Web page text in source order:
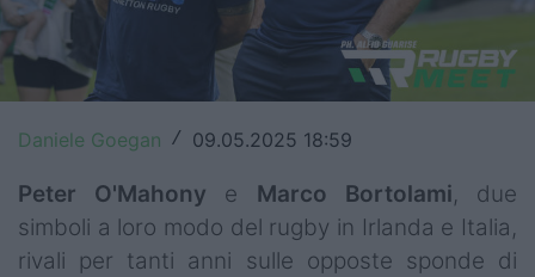
Champions Cup
Challenge Cup
World Rugby
Rugby World Cup
Super Rugby
Daniele Goegan / 09.05.2025 18:59
Peter O'Mahony e Marco Bortolami, due
simboli a loro modo del rugby in Irlanda e Italia,
rivali per tanti anni sulle opposte sponde di